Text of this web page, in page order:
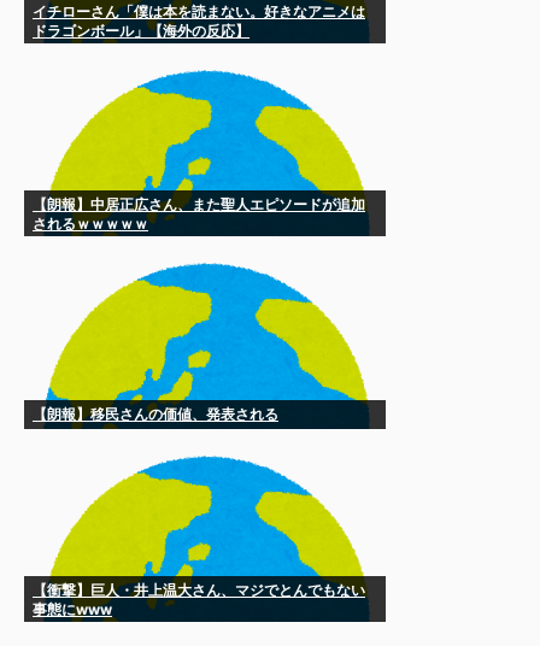
イチローさん「僕は本を読まない。好きなアニメは
ドラゴンボール」【海外の反応】
【朗報】中居正広さん、また聖人エピソードが追加
されるｗｗｗｗｗ
【朗報】移民さんの価値、発表される
【衝撃】巨人・井上温大さん、マジでとんでもない
事態にwww